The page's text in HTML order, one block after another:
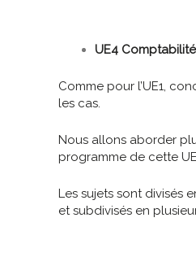
UE4
Comme pour l’UE1,
les cas.
Nous allons aborder
programme de cette
Les sujets sont divisés
et subdivisés en